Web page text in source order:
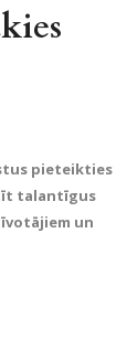
pieteikties
talantīgus
un